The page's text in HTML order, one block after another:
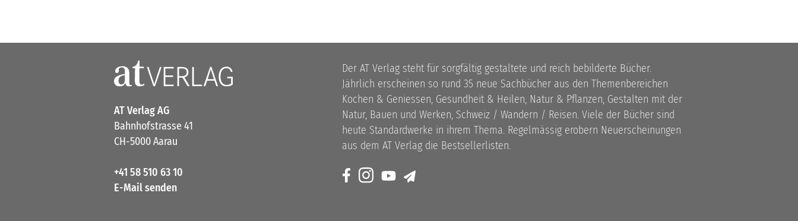
AT Verlag AG
Bahnhofstrasse 41
CH-5000 Aarau
+41 58 510 63 10
E-Mail senden
Der AT Verlag steht für sorgfältig gestaltete und reich bebilderte Bücher.
Jährlich erscheinen so rund 35 neue Sachbücher aus den Themenbereichen
Kochen & Geniessen, Gesundheit & Heilen, Natur & Pflanzen, Gestalten mit der
Natur, Bauen und Werken, Schweiz / Wandern / Reisen. Viele der Bücher sind
heute Standardwerke in ihrem Thema. Regelmässig erobern Neuerscheinungen
aus dem AT Verlag die Bestsellerlisten.